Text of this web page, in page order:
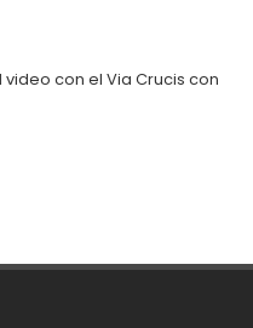
con el Via Crucis con